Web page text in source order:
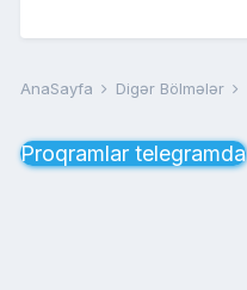
AnaSayfa Digər Bölmələr
Proqramlar telegramda